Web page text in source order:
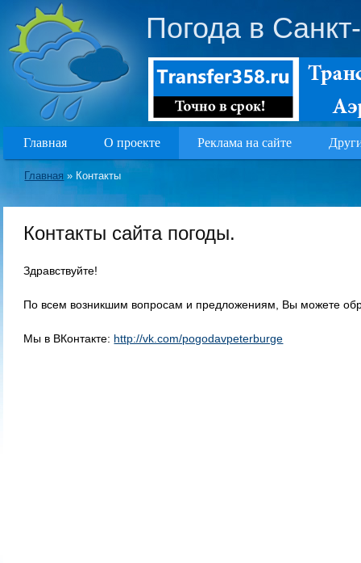
Погода в
Главная О проекте Реклама на сайте
Главная » Контакты
Контакты сайта погоды.
Здравствуйте!
По всем возникшим вопросам и предложениям, Вы можете
Мы в ВКонтакте: http://vk.com/pogodavpeterburge